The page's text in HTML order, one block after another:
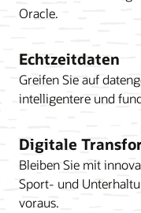
Oracle.
Echtzeitdaten
Greifen Sie auf
intelligentere und
Digitale
Bleiben Sie mit
Sport- und
voraus.